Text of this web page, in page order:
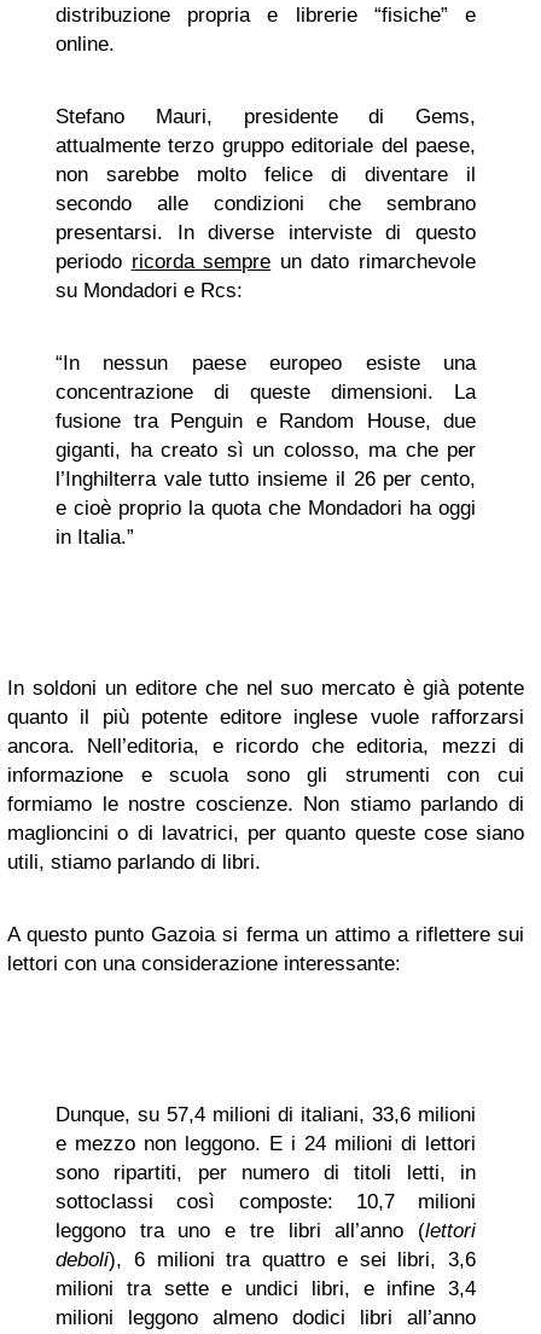
distribuzione propria e librerie “fisiche” e
online.
Stefano Mauri, presidente di Gems,
attualmente terzo gruppo editoriale del paese,
non sarebbe molto felice di diventare il
secondo alle condizioni che sembrano
presentarsi. In diverse interviste di questo
periodo ricorda sempre un dato rimarchevole
su Mondadori e Rcs:
“In nessun paese europeo esiste una
concentrazione di queste dimensioni. La
fusione tra Penguin e Random House, due
giganti, ha creato sì un colosso, ma che per
l’Inghilterra vale tutto insieme il 26 per cento,
e cioè proprio la quota che Mondadori ha oggi
in Italia.”
In soldoni un editore che nel suo mercato è già potente
quanto il più potente editore inglese vuole rafforzarsi
ancora. Nell’editoria, e ricordo che editoria, mezzi di
informazione e scuola sono gli strumenti con cui
formiamo le nostre coscienze. Non stiamo parlando di
maglioncini o di lavatrici, per quanto queste cose siano
utili, stiamo parlando di libri.
A questo punto Gazoia si ferma un attimo a riflettere sui
lettori con una considerazione interessante:
Dunque, su 57,4 milioni di italiani, 33,6 milioni
e mezzo non leggono. E i 24 milioni di lettori
sono ripartiti, per numero di titoli letti, in
sottoclassi così composte: 10,7 milioni
leggono tra uno e tre libri all’anno (lettori
deboli), 6 milioni tra quattro e sei libri, 3,6
milioni tra sette e undici libri, e infine 3,4
milioni leggono almeno dodici libri all’anno